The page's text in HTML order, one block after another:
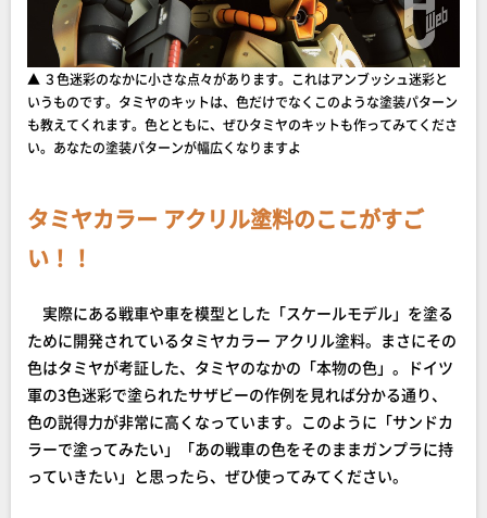
▲ ３色迷彩のなかに小さな点々があります。これはアンブッシュ迷彩と
いうものです。タミヤのキットは、色だけでなくこのような塗装パターン
も教えてくれます。色とともに、ぜひタミヤのキットも作ってみてくださ
い。あなたの塗装パターンが幅広くなりますよ
タミヤカラー アクリル塗料のここがすご
い！！
実際にある戦車や車を模型とした「スケールモデル」を塗る
ために開発されているタミヤカラー アクリル塗料。まさにその
色はタミヤが考証した、タミヤのなかの「本物の色」。ドイツ
軍の3色迷彩で塗られたサザビーの作例を見れば分かる通り、
色の説得力が非常に高くなっています。このように「サンドカ
ラーで塗ってみたい」「あの戦車の色をそのままガンプラに持
っていきたい」と思ったら、ぜひ使ってみてください。